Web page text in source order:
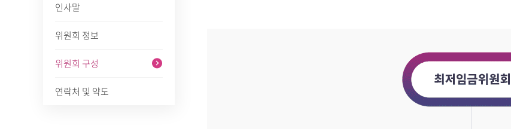
인사말
위원회 정보
위원회 구성
연락처 및 약도